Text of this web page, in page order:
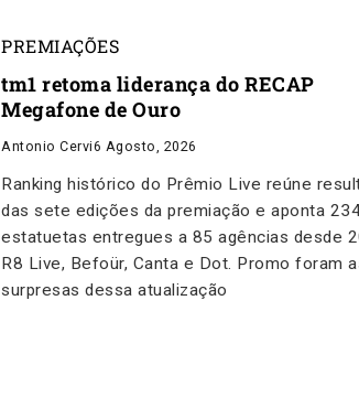
PREMIAÇÕES
tm1 retoma liderança do RECAP
Megafone de Ouro
Antonio Cervi6 Agosto, 2026
Ranking histórico do Prêmio Live reúne
das sete edições da premiação e aponta
estatuetas entregues a 85 agências desde
R8 Live, Befoür, Canta e Dot. Promo foram
surpresas dessa atualização